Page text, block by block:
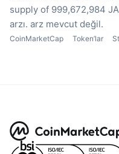
supply of 999,672,984
arzı. arz mevcut değil.
CoinMarketCap Token’lar